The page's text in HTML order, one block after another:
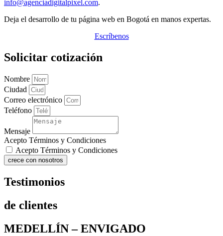
info@agenciadigitalpixel.com.
Deja el desarrollo de tu página web en Bogotá en manos expertas.
Escríbenos
Solicitar cotización
Nombre
Ciudad
Correo electrónico
Teléfono
Mensaje
Acepto Términos y Condiciones
Acepto Términos y Condiciones
crece con nosotros
Testimonios
de clientes
MEDELLÍN – ENVIGADO